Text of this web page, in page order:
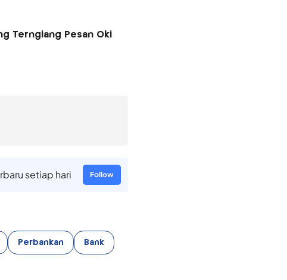
Terngiang Pesan Oki
setiap hari Follow
Perbankan Bank